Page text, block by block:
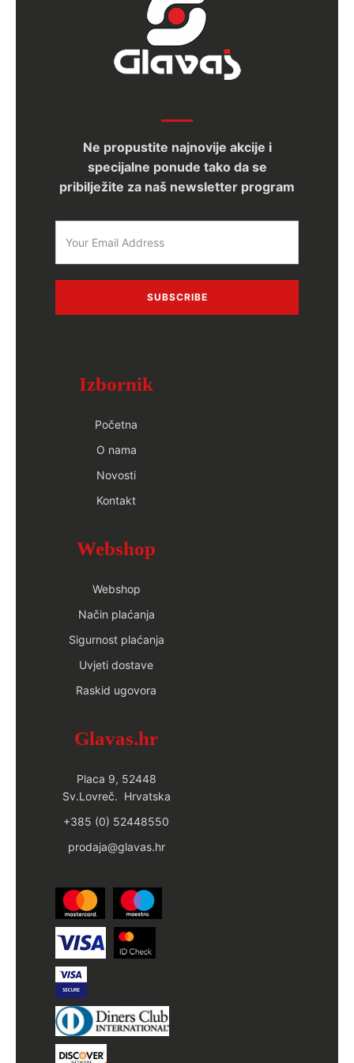
Ne propustite najnovije akcije i
specijalne ponude tako da se
pribilježite za naš newsletter program
SUBSCRIBE
Izbornik
Početna
O nama
Novosti
Kontakt
Webshop
Webshop
Način plaćanja
Sigurnost plaćanja
Uvjeti dostave
Raskid ugovora
Glavas.hr
Placa 9, 52448
Sv.Lovreč. Hrvatska
+385 (0) 52448550
prodaja@glavas.hr